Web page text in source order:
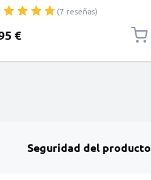
Filtro polarizante,
(7 reseñas)
€
Seguridad del producto